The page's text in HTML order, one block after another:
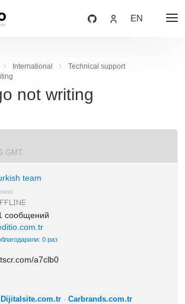
EN
International
Technical support
not writing
GMT
team
сообщений
0 раз
a7clb0
Dijitalsite.com.tr -Carbrands.com.tr